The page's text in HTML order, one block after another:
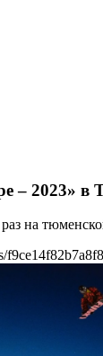
– 2023» в
на